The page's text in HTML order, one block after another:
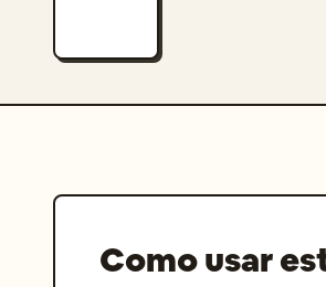
referência. Mantenha
Aumente ligeiramente
Como usar